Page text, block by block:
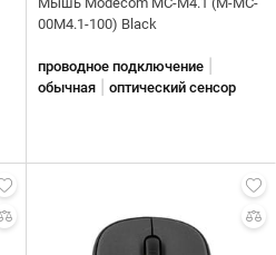
00M4.1-100) Black
проводное подключение
обычная оптический сенсор